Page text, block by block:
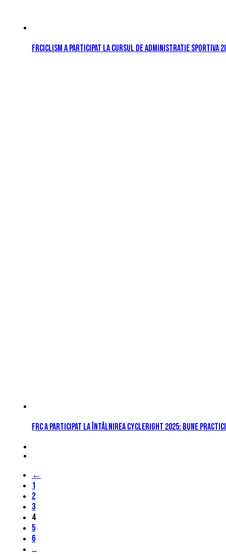
FRCiclism a participat la cursul de Administratie Sportiva
FRC a participat la întâlnirea CycleRight 2025: bune
←
1
2
3
4
5
6
…